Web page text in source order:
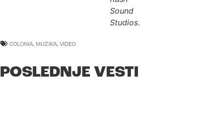
Sound
Studios.
COLONIA, MUZIKA, VIDEO
POSLEDNJE VESTI